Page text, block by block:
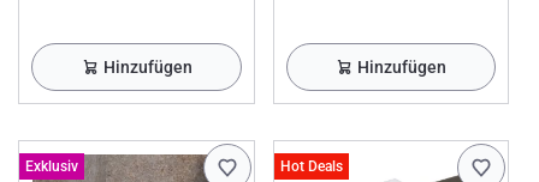
Hinzufügen Hinzufügen
Exklusiv
Hot Deals